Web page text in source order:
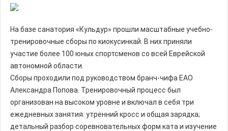
На базе санатория «Кульдур» прошли масштабные учебно-
тренировочные сборы по киокусинкай. В них приняли
участие более 100 юных спортсменов со всей Еврейской
автономной области.
Сборы проходили под руководством бранч-чифа ЕАО
Александра Попова. Тренировочный процесс был
организован на высоком уровне и включал в себя три
ежедневных занятия: утренний кросс и общая зарядка;
детальный разбор соревновательных форм ката и изучение